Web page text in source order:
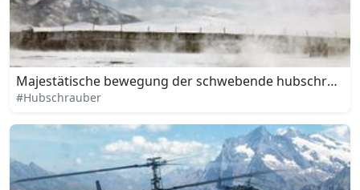
Majestätische bewegung der schwebende
#Hubschrauber